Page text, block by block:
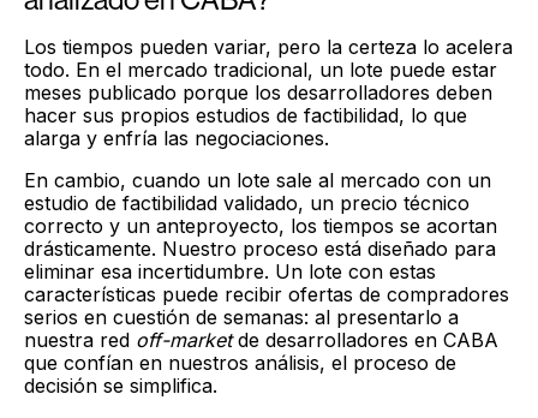
Los tiempos pueden variar, pero la certeza lo acelera
todo. En el mercado tradicional, un lote puede estar
meses publicado porque los desarrolladores deben
hacer sus propios estudios de factibilidad, lo que
alarga y enfría las negociaciones.
En cambio, cuando un lote sale al mercado con un
estudio de factibilidad validado, un precio técnico
correcto y un anteproyecto, los tiempos se acortan
drásticamente. Nuestro proceso está diseñado para
eliminar esa incertidumbre. Un lote con estas
características puede recibir ofertas de compradores
serios en cuestión de semanas: al presentarlo a
nuestra red off-marketde desarrolladores en CABA
que confían en nuestros análisis, el proceso de
decisión se simplifica.